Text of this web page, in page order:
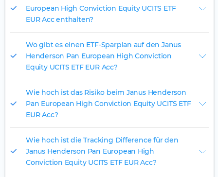
European High Conviction Equity UCITS ETF
EUR Acc enthalten?
Wo gibt es einen ETF-Sparplan auf den Janus
Henderson Pan European High Conviction
Equity UCITS ETF EUR Acc?
Wie hoch ist das Risiko beim Janus Henderson
Pan European High Conviction Equity UCITS ETF
EUR Acc?
Wie hoch ist die Tracking Difference für den
Janus Henderson Pan European High
Conviction Equity UCITS ETF EUR Acc?